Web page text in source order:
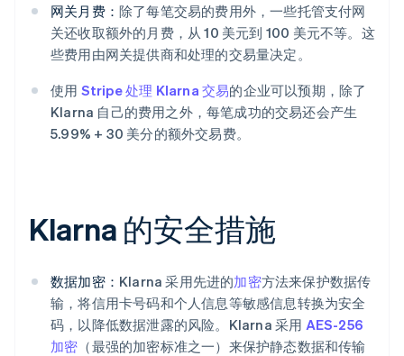
网关月费： 除了每笔交易的费用外，一些托管支付网
关还收取额外的月费，从 10 美元到 100 美元不等。这
些费用由网关提供商和处理的交易量决定。
使用 Stripe 处理 Klarna 交易的企业可以预期，除了
Klarna 自己的费用之外，每笔成功的交易还会产生
5.99% + 30 美分的额外交易费。
Klarna 的安全措施
数据加密： Klarna 采用先进的加密方法来保护数据传
输，将信用卡号码和个人信息等敏感信息转换为安全
码，以降低数据泄露的风险。Klarna 采用 AES-256
加密 （最强的加密标准之一）来保护静态数据和传输